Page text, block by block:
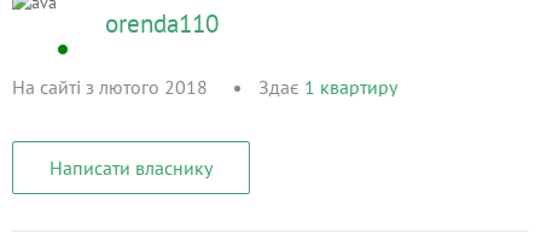
orenda110
На сайті з лютого 2018 Здає 1 квартиру
Написати власнику